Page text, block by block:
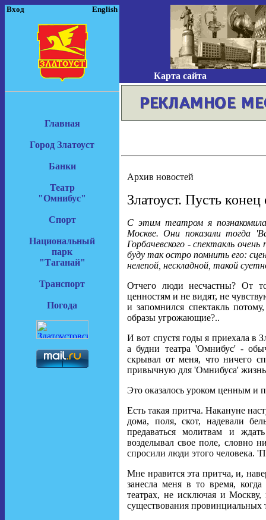
Вход English
Главная
Город Златоуст
Банки
Театр
"Омнибус"
Спорт
Национальный
парк
"Таганай"
Транспорт
Погода
Карта сайта
Архив новостей
Златоуст. Пусть конец
С этим театром я
Москве. Они показали тогда
Горбачевского - спектакль
буду так остро помнить его:
нелепой, нескладной, такой
Отчего люди несчастны? От
ценностям и не видят, не
и запомнился спектакль
образы угрожающие?..
И вот спустя годы я приехала в
а будни театра 'Омнибус' -
скрывал от меня, что ничего
привычную для 'Омнибуса'
Это оказалось уроком ценным и
Есть такая притча. Накануне
дома, поля, скот, надевали
предаваться молитвам и
возделывал свое поле, словно
спросили люди этого человека.
Мне нравится эта притча, и,
занесла меня в то время,
театрах, не исключая и
существования провинциальных